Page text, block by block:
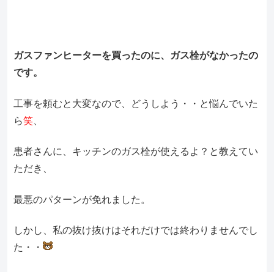
ガスファンヒーターを買ったのに、ガス栓がなかったの
です。
工事を頼むと大変なので、どうしよう・・と悩んでいた
ら笑
患者さんに、キッチンのガス栓が使えるよ？と教えてい
ただき、
最悪のパターンが免れました。
しかし、私の抜け抜けはそれだけでは終わりませんでし
た・・